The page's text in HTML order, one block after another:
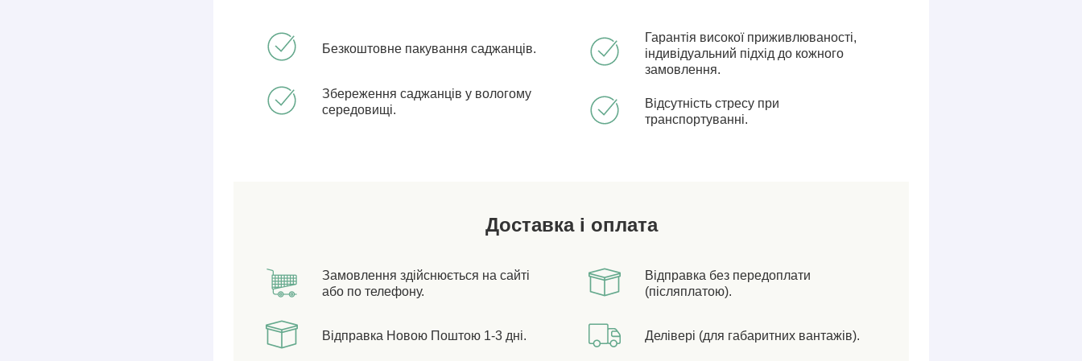
Безкоштовне пакування саджанців.
Збереження саджанців у вологому
середовищі.
Гарантія високої приживлюваності,
індивідуальний підхід до кожного
замовлення.
Відсутність стресу при
транспортуванні.
Доставка і оплата
Замовлення здійснюється на сайті
або по телефону.
Відправка Новою Поштою 1-3 дні.
Відправка без передоплати
(післяплатою).
Делівері (для габаритних вантажів).